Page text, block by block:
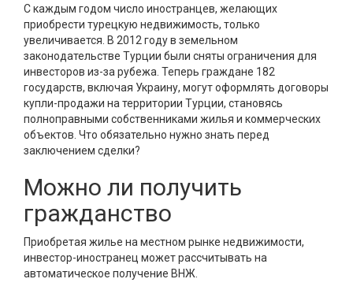
С каждым годом число иностранцев, желающих
приобрести турецкую недвижимость, только
увеличивается. В 2012 году в земельном
законодательстве Турции были сняты ограничения для
инвесторов из-за рубежа. Теперь граждане 182
государств, включая Украину, могут оформлять договоры
купли-продажи на территории Турции, становясь
полноправными собственниками жилья и коммерческих
объектов. Что обязательно нужно знать перед
заключением сделки?
Можно ли получить
гражданство
Приобретая жилье на местном рынке недвижимости,
инвестор-иностранец может рассчитывать на
автоматическое получение ВНЖ.